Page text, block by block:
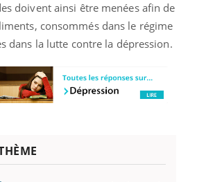
doivent ainsi être menées afin de
consommés dans le régime
dans la lutte contre la dépression.